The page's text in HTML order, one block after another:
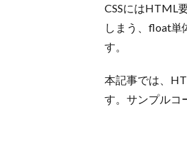
CSSにはHTML
しまう、float単
す。
本記事では、
す。サンプルコ